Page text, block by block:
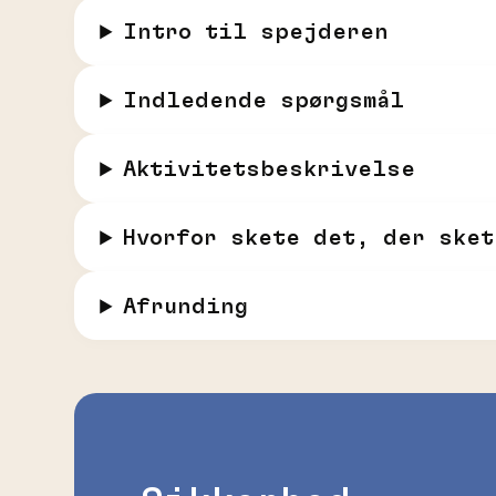
Intro til spejderen
Indledende spørgsmål
Aktivitetsbeskrivelse
Hvorfor skete det, der
Afrunding